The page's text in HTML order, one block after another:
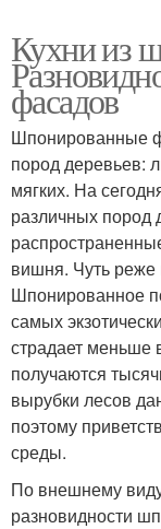
Кухни из
фасадов
Шпонированные
пород деревьев:
мягких. На
различных пород
вишня. Чуть реже
Шпонированное
самых
страдает меньше
получаются
вырубки лесов
поэтому
среды.
По внешнему
разновидности